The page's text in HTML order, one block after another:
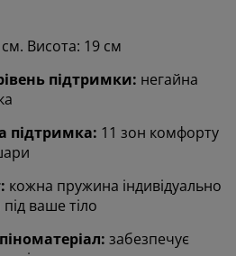
Висота: 19 см
підтримки: негайна
підтримка: 11 зон комфорту
кожна пружина індивідуально
ваше тіло
забезпечує